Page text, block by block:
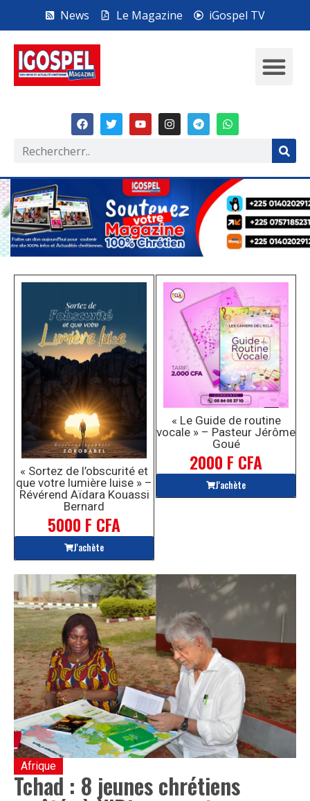
News Le Magazine iGospel TV
« Sortez de l’obscurité et
que votre lumière luise » –
Révérend Aïdara Kouassi
Bernard
5000 F CFA
J'achète
« Le Guide de routine
vocale » – Pasteur Jérôme
Goué
2000 F CFA
J'achète
Afrique
Tchad : 8 jeunes chrétiens